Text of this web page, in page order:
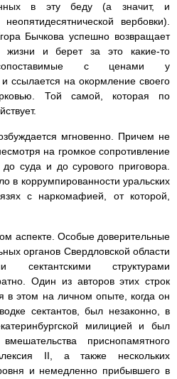
в эту беду (а значит, и
вербовки).
Бычкова успешно возвращает
жизни и берет за это какие-то
с ценами у
ссылается на окормление своего
Той самой, которая по
мгновенно. Причем не
на громкое сопротивление
суда и до сурового приговора.
в коррумпированности уральских
с наркомафией, от которой,
аспекте. Особые доверительные
органов Свердловской области
сектантскими структурами
Один из авторов этих строк
в этом на личном опыте, когда он
сектантов, был незаконно, в
милицией и был
приснопамятного
II, а также нескольких
и немедленно прибывшего в